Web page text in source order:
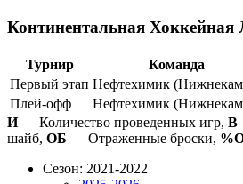
Континентальная Хоккейная
Турнир Команда
Первый этап Нефтехимик
Плей-офф
Нефтехимик
И— Количество проведенных игр, В
шайб, ОБ — Отраженные броски,
Сезон: 2021-2022